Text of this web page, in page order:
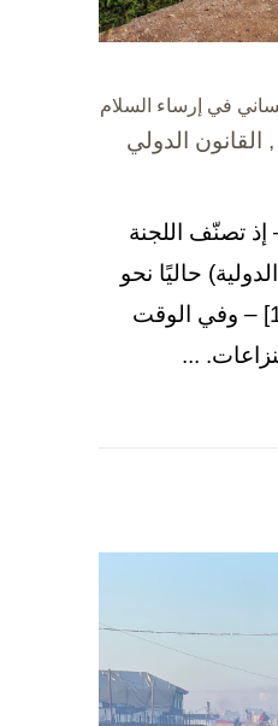
في إرساء السلام
, القانون الدولي
إذ تصنّف اللجنة
حاليًا نحو
130 نزاعًا مسلحًا حول العالم[1] – وفي الوقت
...